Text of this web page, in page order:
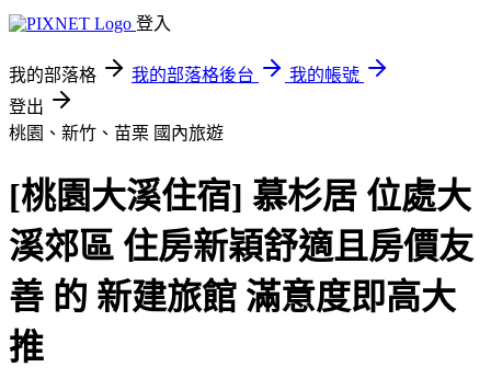
登入
我的部落格 我的部落格後台
我的帳號
登出
桃園、新竹、苗栗 國內旅遊
[桃園大溪住宿] 慕杉居 位處大
溪郊區 住房新穎舒適且房價友
善 的 新建旅館 滿意度即高大
推